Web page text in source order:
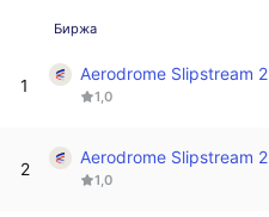
Биржа
1
Aerodrome Slipstream 2
1,0
2
Aerodrome Slipstream 2
1,0